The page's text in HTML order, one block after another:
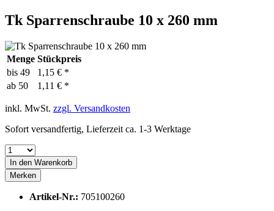
Tk Sparrenschraube 10 x 260 mm
Menge Stückpreis
bis 49
1,15 € *
ab 50 1,11 € *
inkl. MwSt. zzgl. Versandkosten
Sofort versandfertig, Lieferzeit ca. 1-3 Werktage
In den Warenkorb
Merken
Artikel-Nr.: 705100260